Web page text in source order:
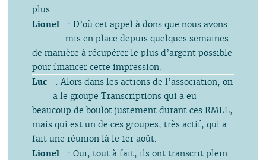
plus.
Lionel
: D’où cet appel à dons que nous avons
mis en place depuis quelques semaines
de manière à récupérer le plus d’argent possible
pour financer cette impression.
Luc
: Alors dans les actions de l’association, on
a le groupe Transcriptions qui a eu
beaucoup de boulot justement durant ces RMLL,
mais qui est un de ces groupes, très actif, qui a
fait une réunion là le 1er août.
Lionel
: Oui, tout à fait, ils ont transcrit plein